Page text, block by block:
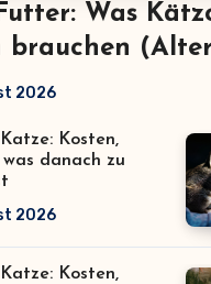
Was
brauchen
Inhaltsstoffe)
2026
Kosten,
danach zu
2026
Kosten,